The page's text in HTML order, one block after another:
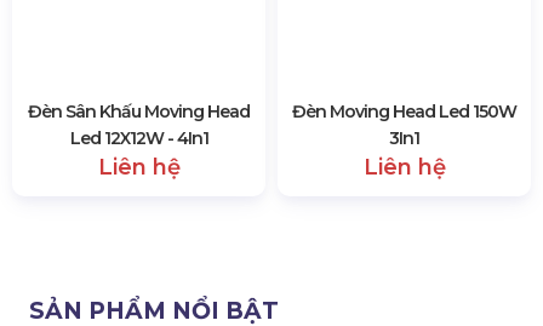
Đèn Sân Khấu Moving Head
Bar Led 10X40W
Liên hệ
Đèn Sân Khấu Moving Head
Led 12X40W
Liên hệ